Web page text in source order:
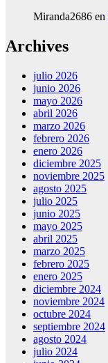
Miranda2686 en
Archives
julio 2026
junio 2026
mayo 2026
abril 2026
marzo 2026
febrero 2026
enero 2026
diciembre 2025
noviembre 2025
agosto 2025
julio 2025
junio 2025
mayo 2025
abril 2025
marzo 2025
febrero 2025
enero 2025
diciembre 2024
noviembre 2024
octubre 2024
septiembre 2024
agosto 2024
julio 2024